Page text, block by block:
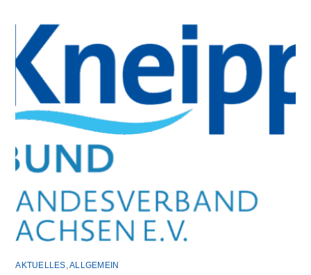
AKTUELLES ,ALLGEMEIN